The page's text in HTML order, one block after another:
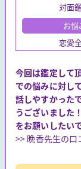
対面
お悩
恋愛
今回は鑑定して
での悩みに対し
話しやすかった
うございました
をお願いしたい
>> 晩香先生の口